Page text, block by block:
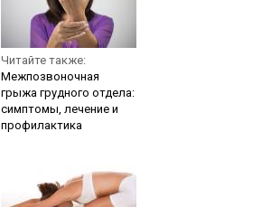
Читайте также:
Межпозвоночная
грыжа грудного отдела:
симптомы, лечение и
профилактика